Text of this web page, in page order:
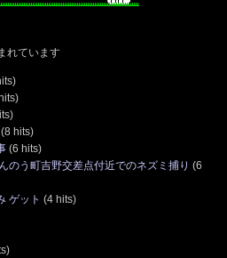
れています
(8 hits)
(6 hits)
のう町吉野交差点付近でのネズミ捕り (6
ゲット (4 hits)